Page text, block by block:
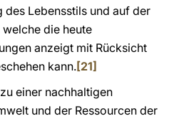
Lebensstils und auf der
die heute
anzeigt mit Rücksicht
kann.[21]
einer nachhaltigen
und der Ressourcen der